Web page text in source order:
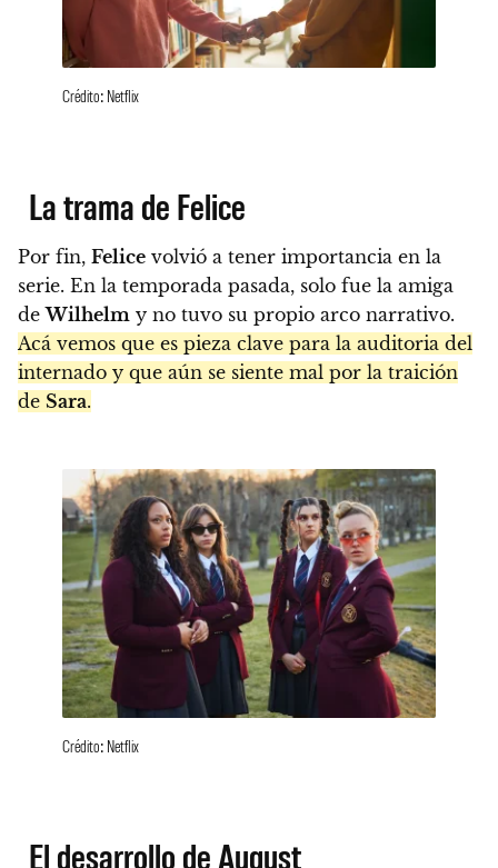
Crédito: Netflix
La trama de Felice
Por fin, Felice volvió a tener importancia en la
serie. En la temporada pasada, solo fue la amiga
deWilhelm y no tuvo su propio arco narrativo.
Acá vemos que es pieza clave para la auditoria del
internado y que aún se siente mal por la traición
de Sara.
Crédito: Netflix
El desarrollo de August